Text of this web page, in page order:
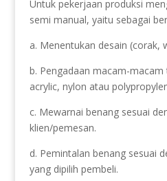
Untuk pekerjaan produksi
semi manual, yaitu sebagai
a. Menentukan desain (corak,
b. Pengadaan macam-
acrylic, nylon atau
c. Mewarnai benang sesuai
klien/pemesan.
d. Pemintalan benang sesuai
yang dipilih pembeli.